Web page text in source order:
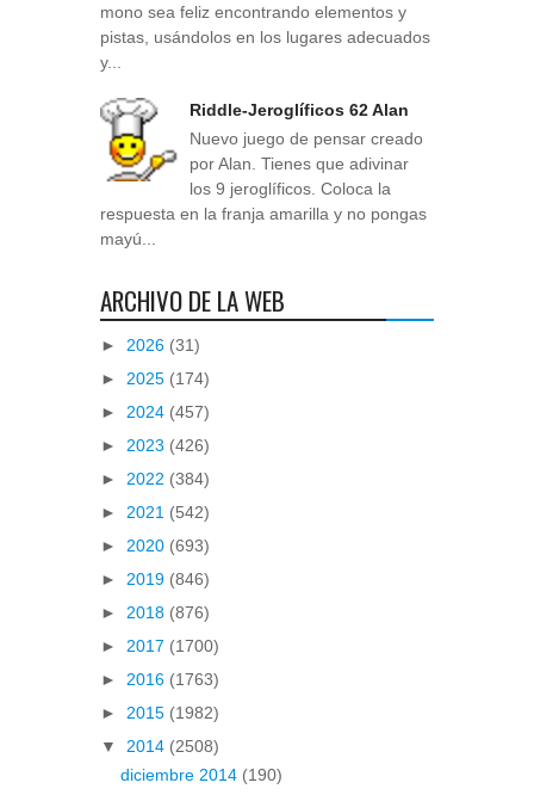
mono sea feliz encontrando elementos y
pistas, usándolos en los lugares adecuados
y...
Riddle-Jeroglíficos 62 Alan
Nuevo juego de pensar creado
por Alan. Tienes que adivinar
los 9 jeroglíficos. Coloca la
respuesta en la franja amarilla y no pongas
mayú...
ARCHIVO DE LA WEB
► 2026 (31)
► 2025 (174)
► 2024 (457)
► 2023 (426)
► 2022 (384)
► 2021 (542)
► 2020 (693)
► 2019 (846)
► 2018 (876)
► 2017 (1700)
► 2016 (1763)
► 2015 (1982)
▼ 2014 (2508)
diciembre 2014 (190)